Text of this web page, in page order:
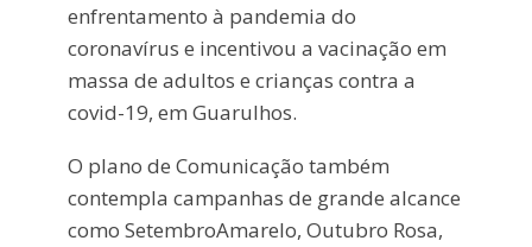
enfrentamento à pandemia do
coronavírus e incentivou a vacinação em
massa de adultos e crianças contra a
covid-19, em Guarulhos.
O plano de Comunicação também
contempla campanhas de grande alcance
como SetembroAmarelo, Outubro Rosa,